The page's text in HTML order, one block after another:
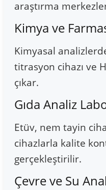
araştırma
Kimya ve
Kimyasal
titrasyon cihazı ve
çıkar.
Gıda Analiz
Etüv, nem tayin
cihazlarla kalite
gerçekleştirilir.
Çevre ve Su